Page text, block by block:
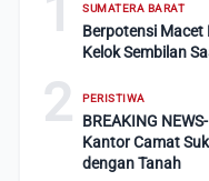
1 SUMATERA BARAT
Berpotensi Macet
Kelok Sembilan
2 PERISTIWA
BREAKING
Kantor Camat
dengan Tanah